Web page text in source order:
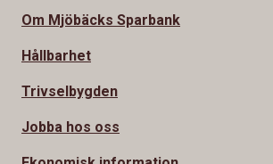
Om Mjöbäcks Sparbank
Hållbarhet
Trivselbygden
Jobba hos oss